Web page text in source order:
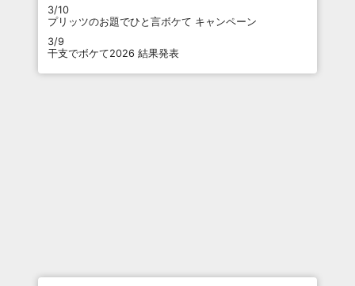
3/10
プリッツのお題でひと言ボケて キャンペーン
3/9
干支でボケて2026 結果発表